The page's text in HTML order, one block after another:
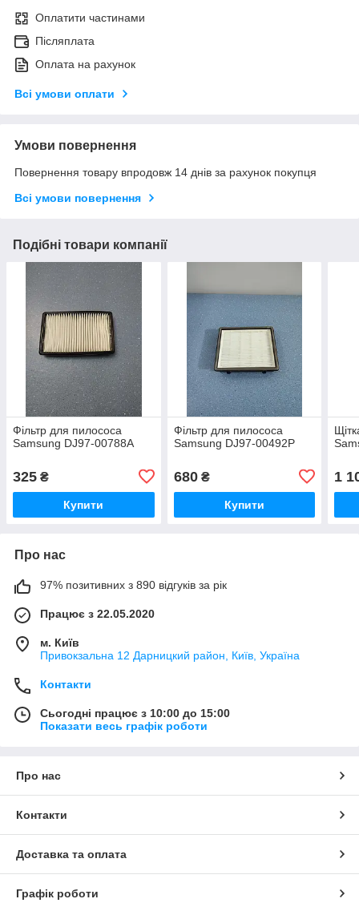
Оплатити частинами
Післяплата
Оплата на рахунок
Всі умови оплати
Умови повернення
Повернення товару впродовж 14 днів за рахунок покупця
Всі умови повернення
Подібні товари компанії
Фільтр для пилососа
Samsung DJ97-00788A
325 ₴
Купити
Фільтр для пилососа
Samsung DJ97-00492P
680₴
Купити
1
Про нас
97% позитивних з 890 відгуків за рік
Працює з 22.05.2020
м. Київ
Привокзальна 12 Дарницкий район, Київ, Україна
Контакти
Сьогодні працює з 10:00 до 15:00
Показати весь графік роботи
Про нас
Контакти
Доставка та оплата
Графік роботи